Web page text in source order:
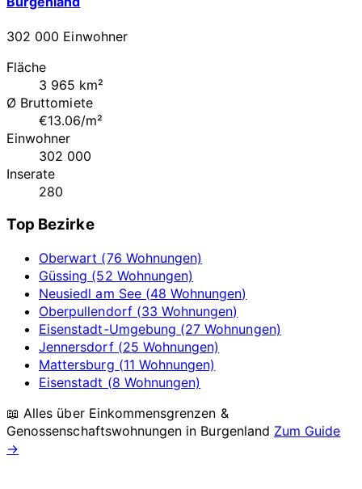
302 000 Einwohner
Fläche
3 965 km²
Ø Bruttomiete
€13.06/m²
Einwohner
302 000
Inserate
280
Top Bezirke
Oberwart (76 Wohnungen)
Güssing (52 Wohnungen)
Neusiedl am See (48 Wohnungen)
Oberpullendorf (33 Wohnungen)
Eisenstadt-Umgebung (27 Wohnungen)
Jennersdorf (25 Wohnungen)
Mattersburg (11 Wohnungen)
Eisenstadt (8 Wohnungen)
📖 Alles über Einkommensgrenzen &
Genossenschaftswohnungen in Burgenland Zum Guide
→